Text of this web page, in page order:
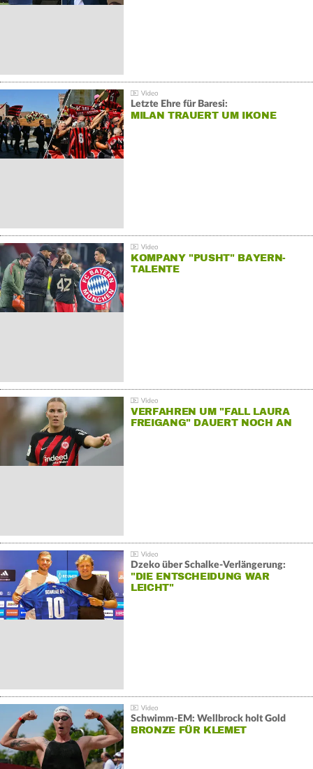
Letzte Ehre für Baresi:
MILAN TRAUERT UM IKONE
KOMPANY "PUSHT" BAYERN-
TALENTE
VERFAHREN UM "FALL LAURA
FREIGANG" DAUERT NOCH AN
Dzeko über Schalke-Verlängerung:
"DIE ENTSCHEIDUNG WAR
LEICHT"
Schwimm-EM: Wellbrock holt Gold
BRONZE FÜR KLEMET